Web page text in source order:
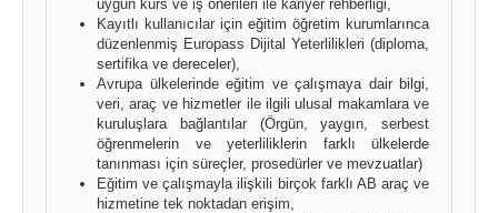
uygun kurs ve iş önerileri ile kariyer rehberliği,
Kayıtlı kullanıcılar için eğitim öğretim kurumlarınca
düzenlenmiş Europass Dijital Yeterlilikleri (diploma,
sertifika ve dereceler),
Avrupa ülkelerinde eğitim ve çalışmaya dair bilgi,
veri, araç ve hizmetler ile ilgili ulusal makamlara ve
kuruluşlara bağlantılar (Örgün, yaygın, serbest
öğrenmelerin ve yeterliliklerin farklı ülkelerde
tanınması için süreçler, prosedürler ve mevzuatlar)
Eğitim ve çalışmayla ilişkili birçok farklı AB araç ve
hizmetine tek noktadan erişim,